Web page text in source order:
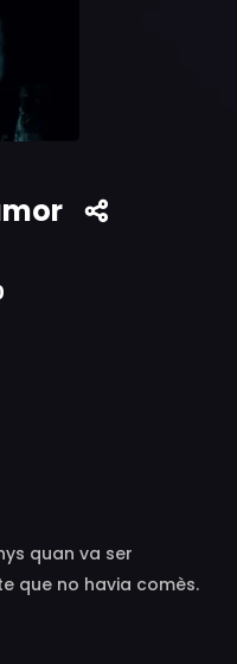
quan va ser
que no havia comès.
d’Oklahoma,
a l’espera de ser